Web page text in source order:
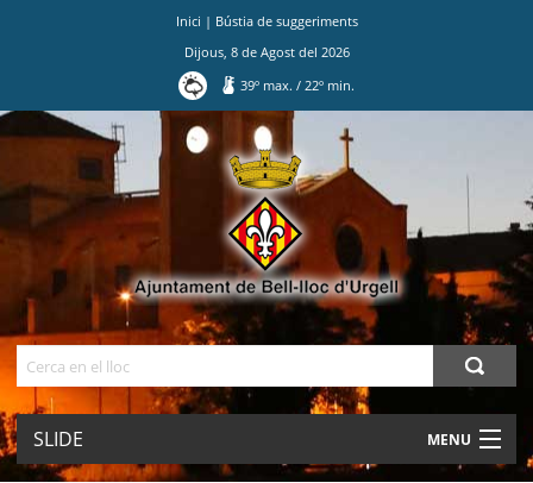
Inici | Bústia de suggeriments
Dijous, 8de Agostdel 2026
39º max./ 22º min.
SLIDE MENU